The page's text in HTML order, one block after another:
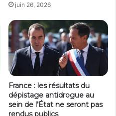
juin 26, 2026
France : les résultats du
dépistage antidrogue au
sein de l’État ne seront pas
rendus publics